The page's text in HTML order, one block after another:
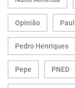
Opinião
Pedro Henriques
Pepe PNED